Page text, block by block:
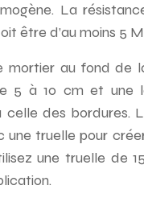
La
être d’au moins 5
mortier au fond de
5 à 10 cm et une
celle des bordures.
une truelle pour
une truelle de